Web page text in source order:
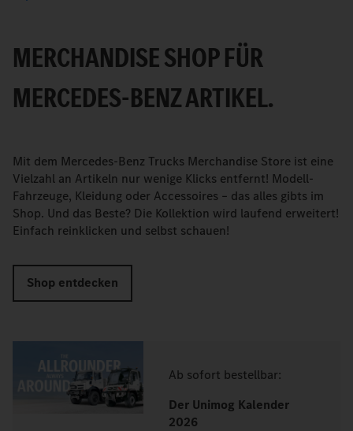
MERCHANDISE SHOP FÜR
MERCEDES-BENZ ARTIKEL.
Mit dem Mercedes-Benz Trucks Merchandise Store ist eine
Vielzahl an Artikeln nur wenige Klicks entfernt! Modell-
Fahrzeuge, Kleidung oder Accessoires – das alles gibts im
Shop. Und das Beste? Die Kollektion wird laufend erweitert!
Einfach reinklicken und selbst schauen!
Shop entdecken
Ab sofort bestellbar:
Der Unimog Kalender
2026